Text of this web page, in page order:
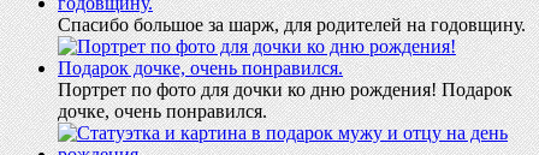
Спасибо большое за шарж, для родителей на годовщину.
Портрет по фото для дочки ко дню рождения! Подарок
дочке, очень понравился.